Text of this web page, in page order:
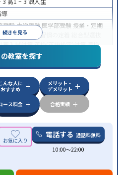
続きを見る
導
受験大学受験 医学部受験 授業・定期
内申点対策 学習習慣の定着
薦入試対策英検(英語検定)対策漢検
に対応成績保証制度あり授業の振替
に対応学習にPC・タブレットを利用
応1科目から受講可能
教室を探す
んな人に
おすすめ
メリット・
デメリット
ース料金 合格実績
電話する 通話料無料
10:00〜22:00